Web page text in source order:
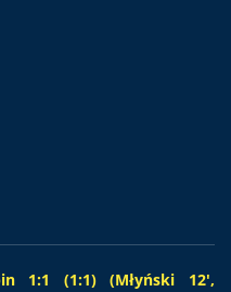
1:1 (1:1) (Młyński 12',